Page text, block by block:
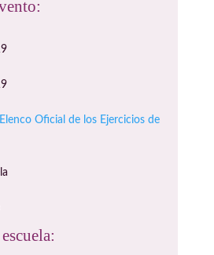
Oficial de los Ejercicios de